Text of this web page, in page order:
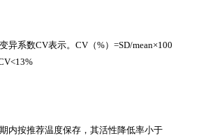
异系数CV表示。CV（%）=SD/mean×100
内按推荐温度保存，其活性降低率小于